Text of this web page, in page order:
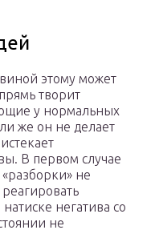
этому может
творит
у нормальных
же он не делает
В первом случае
не
негатива со
не